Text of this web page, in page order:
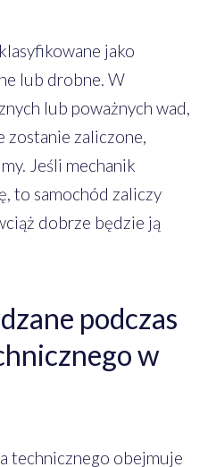
jako
lub drobne. W
lub poważnych wad,
zostanie zaliczone,
Jeśli mechanik
to samochód zaliczy
dobrze będzie ją
podczas
w
technicznego obejmuje